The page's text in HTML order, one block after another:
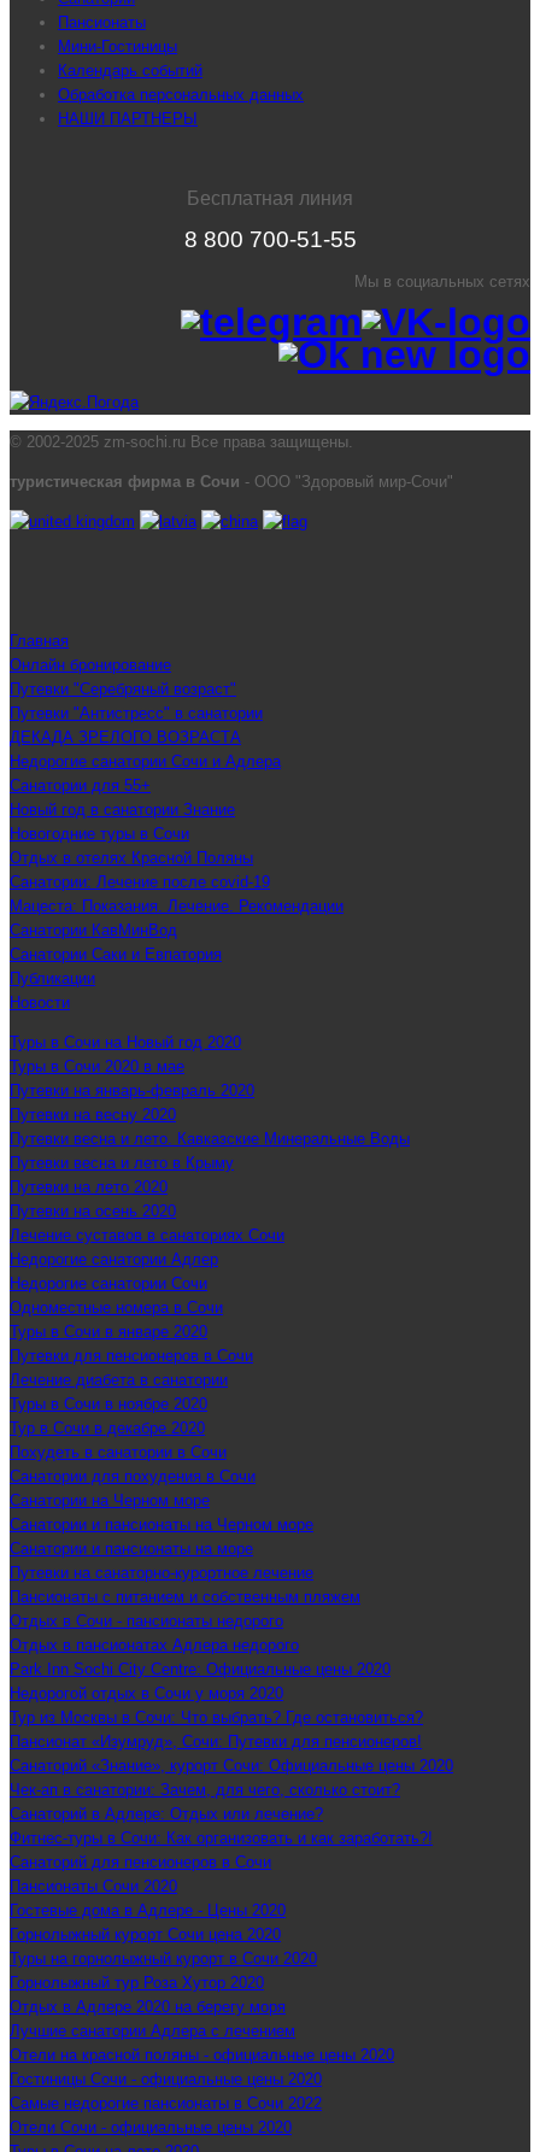
Пансионаты
Мини-Гостиницы
Календарь событий
Обработка персональных данных
НАШИ ПАРТНЕРЫ
Бесплатная линия
8 800 700-51-55
Мы в социальных сетях
© 2002-2025 zm-sochi.ru Все права защищены.
туристическая фирма в Сочи - ООО "Здоровый мир-Сочи"
Главная
Онлайн бронирование
Путевки "Серебряный возраст"
Путевки "Антистресс" в санатории
ДЕКАДА ЗРЕЛОГО ВОЗРАСТА
Недорогие санатории Сочи и Адлера
Санатории для 55+
Новый год в санатории Знание
Новогодние туры в Сочи
Отдых в отелях Красной Поляны
Санатории: Лечение после covid-19
Мацеста: Показания. Лечение. Рекомендации
Санатории КавМинВод
Санатории Саки и Евпатория
Публикации
Новости
Туры в Сочи на Новый год 2020
Туры в Сочи 2020 в мае
Путевки на январь-февраль 2020
Путевки на весну 2020
Путевки весна и лето. Кавказские Минеральные Воды
Путевки весна и лето в Крыму
Путевки на лето 2020
Путевки на осень 2020
Лечение суставов в санаториях Сочи
Недорогие санатории Адлер
Недорогие санатории Сочи
Одноместные номера в Сочи
Туры в Сочи в январе 2020
Путевки для пенсионеров в Сочи
Лечение диабета в санатории
Туры в Сочи в ноябре 2020
Тур в Сочи в декабре 2020
Похудеть в санатории в Сочи
Санатории для похудения в Сочи
Санатории на Черном море
Санатории и пансионаты на Черном море
Санатории и пансионаты на море
Путевки на санаторно-курортное лечение
Пансионаты с питанием и собственным пляжем
Отдых в Сочи - пансионаты недорого
Отдых в пансионатах Адлера недорого
Park Inn Sochi City Centre: Официальные цены 2020
Недорогой отдых в Сочи у моря 2020
Тур из Москвы в Сочи: Что выбрать? Где остановиться?
Пансионат «Изумруд», Сочи: Путевки для пенсионеров!
Санаторий «Знание», курорт Сочи: Официальные цены 2020
Чек-ап в санатории: Зачем, для чего, сколько стоит?
Санаторий в Адлере: Отдых или лечение?
Фитнес-туры в Сочи: Как организовать и как заработать?!
Санаторий для пенсионеров в Сочи
Пансионаты Сочи 2020
Гостевые дома в Адлере - Цены 2020
Горнолыжный курорт Сочи цена 2020
Туры на горнолыжный курорт в Сочи 2020
Горнолыжный тур Роза Хутор 2020
Отдых в Адлере 2020 на берегу моря
Лучшие санатории Адлера с лечением
Отели на красной поляны - официальные цены 2020
Гостиницы Сочи - официальные цены 2020
Самые недорогие пансионаты в Сочи 2022
Отели Сочи - официальные цены 2020